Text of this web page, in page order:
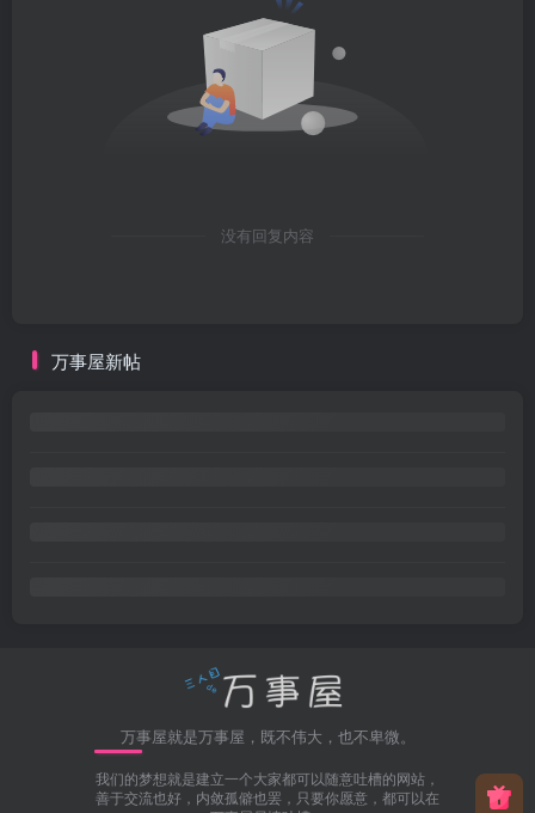
没有回复内容
万事屋新帖
万事屋就是万事屋，既不伟大，也不卑微。
我们的梦想就是建立一个大家都可以随意吐槽的网站，
善于交流也好，内敛孤僻也罢，只要你愿意，都可以在